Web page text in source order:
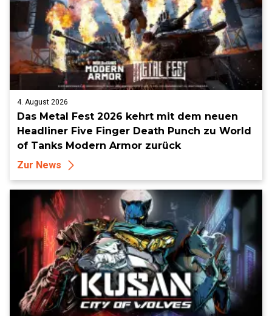
4. August 2026
Das Metal Fest 2026 kehrt mit dem neuen
Headliner Five Finger Death Punch zu World
of Tanks Modern Armor zurück
Zur News